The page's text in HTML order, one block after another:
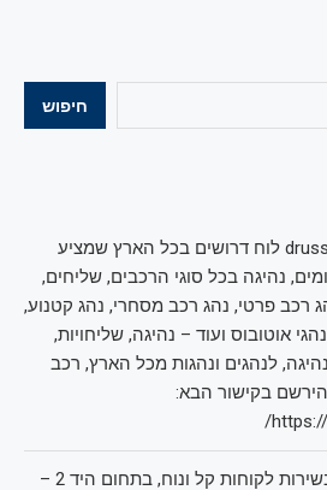
חיפוש
דרושים נהגים – drussimjobbs לוח דרושים בכל הארץ שמציע
נהיגה בכל סוגי הרכבים, שליחים,
רכב פרטי, נהג רכב מסחרי, נהג קטנוע,
אוטובוס ועוד – נהיגה, שליחויות,
לנהגים ונהגות מכל הארץ, רכב
בקישור הבא:
דרושים דרושות לעבודה בשירות לקוחות קל ונוח, בתחום היד 2 –